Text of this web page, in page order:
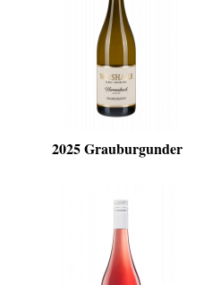
2025 Grauburgunder